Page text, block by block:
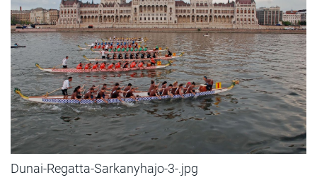
Dunai-Regatta-Sarkanyhajo-3-.jpg